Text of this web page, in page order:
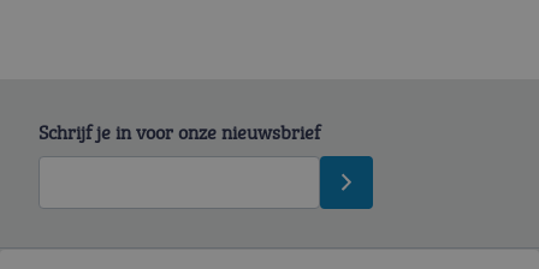
Schrijf je in voor onze nieuwsbrief